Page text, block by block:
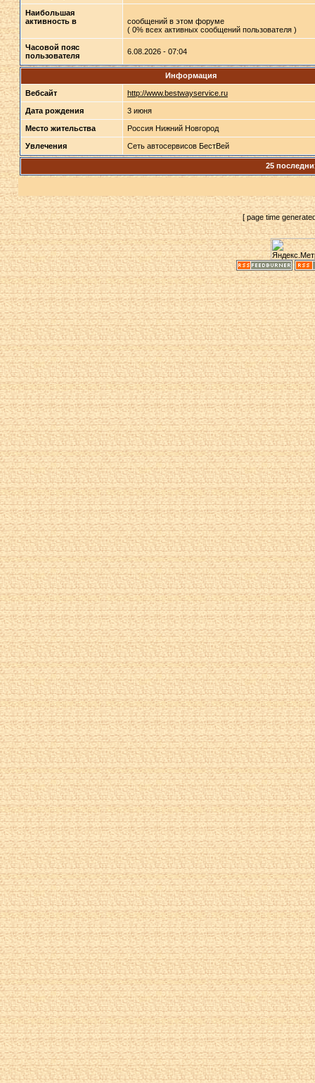
Наибольшая
активность в
сообщений в этом форуме
( 0% всех активных сообщений пользователя )
Часовой пояс
пользователя
6.08.2026 - 07:04
Информация
Вебсайт http://www.bestwayservice.ru
Дата рождения 3 июня
Место жительства Россия Нижний Новгород
Увлечения Сеть автосервисов БестВей
25
[ page time